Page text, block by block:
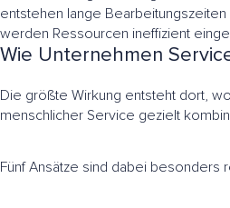
entstehen lange Bearbeitungszeiten
werden Ressourcen ineffizient
Wie Unternehmen
Die größte Wirkung entsteht dort,
menschlicher Service gezielt
Fünf Ansätze sind dabei besonders